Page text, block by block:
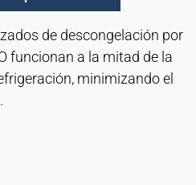
de descongelación por
funcionan a la mitad de la
minimizando el